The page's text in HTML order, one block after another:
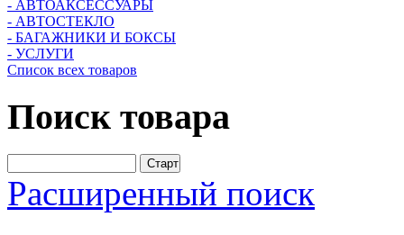
- АВТОАКСЕССУАРЫ
- АВТОСТЕКЛО
- БАГАЖНИКИ И БОКСЫ
- УСЛУГИ
Список всех товаров
Поиск товара
Расширенный поиск